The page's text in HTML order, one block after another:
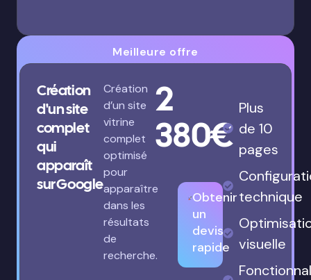
Meilleure offre
Création
d'un site
complet
qui
apparaît
sur Google
Création
d’un site
vitrine
complet
optimisé
pour
apparaître
dans les
résultats
de
recherche.
2
380€
Obtenir
un
devis
rapide
Plus
de 10
pages
technique
visuelle